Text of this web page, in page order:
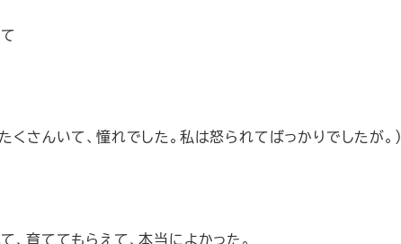
くさんいて、憧れでした。私は怒られてばっかりでしたが。）
育ててもらえて、本当によかった。